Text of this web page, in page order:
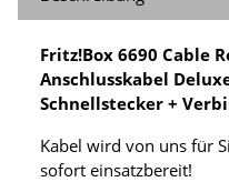
Fritz!Box 6690 Cable
Anschlusskabel
Schnellstecker +
Kabel wird von uns für
sofort einsatzbereit!